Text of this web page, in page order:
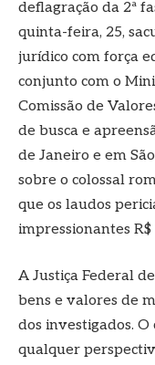
deflagração da 2ª
quinta-feira, 25,
jurídico com força
conjunto com o
Comissão de
de busca e
de Janeiro e em
sobre o colossal
que os laudos
impressionantes R$
A Justiça Federal
bens e valores de
dos investigados. O
qualquer